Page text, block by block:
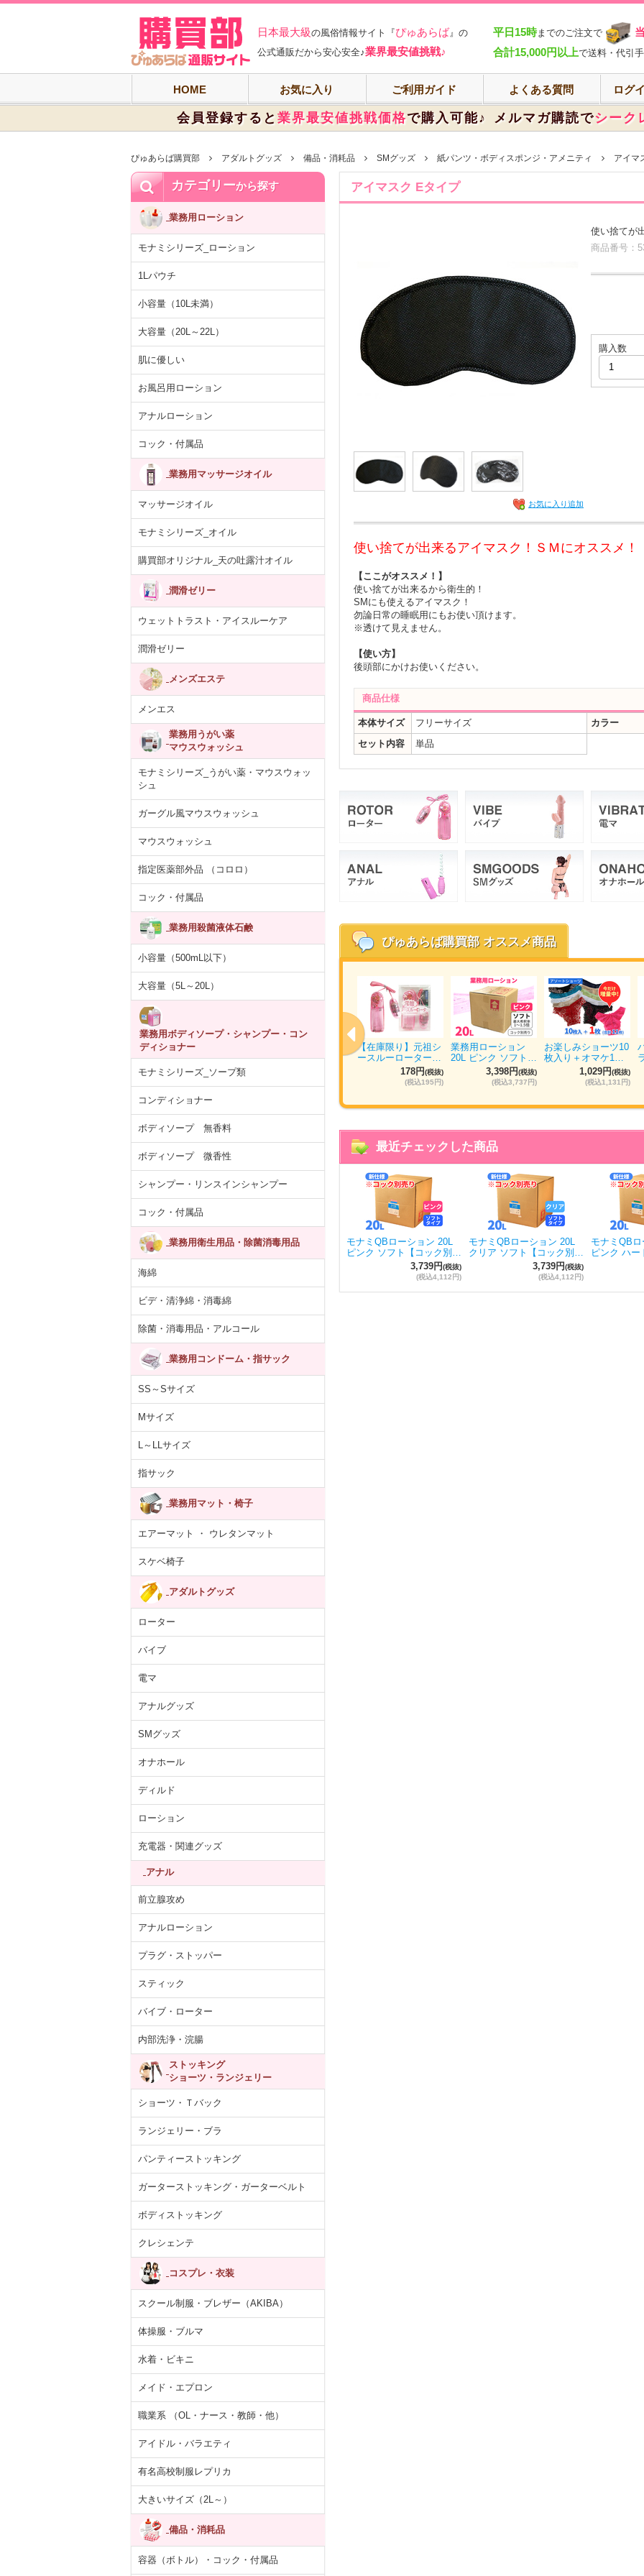
日本最大級の風俗情報サイト『ぴゅあらば』の
公式通販だから安心安全♪業界最安値挑戦♪
平日15時までのご注文で
合計15,000円以上で送料・代引
HOME お気に入り ご利用ガイド よくある質問 ログ
会員登録すると 業界最安値挑戦価格で購入可能♪ メルマガ購読でシーク
ぴゅあらば購買部 アダルトグッズ 備品・消耗品 SMグッズ 紙パンツ・ボディスポンジ・アメニティ アイマ
カテゴリーから探す
業務用ローション
モナミシリーズ_ローション
1Lパウチ
小容量（10L未満）
大容量（20L～22L）
肌に優しい
お風呂用ローション
アナルローション
コック・付属品
業務用マッサージオイル
マッサージオイル
モナミシリーズ_オイル
購買部オリジナル_天の吐露汁オイル
潤滑ゼリー
ウェットトラスト・アイスルーケア
潤滑ゼリー
メンズエステ
メンエス
業務用うがい薬
マウスウォッシュ
モナミシリーズ_うがい薬・マウスウォッ
シュ
ガーグル風マウスウォッシュ
マウスウォッシュ
指定医薬部外品 （コロロ）
コック・付属品
業務用殺菌液体石鹸
小容量（500mL以下）
大容量（5L～20L）
業務用ボディソープ・シャンプー・コン
ディショナー
モナミシリーズ_ソープ類
コンディショナー
ボディソープ 無香料
ボディソープ 微香性
シャンプー・リンスインシャンプー
コック・付属品
業務用衛生用品・除菌消毒用品
海綿
ビデ・清浄綿・消毒綿
除菌・消毒用品・アルコール
業務用コンドーム・指サック
SS～Sサイズ
Mサイズ
L～LLサイズ
指サック
業務用マット・椅子
エアーマット ・ ウレタンマット
スケベ椅子
アダルトグッズ
ローター
バイブ
電マ
アナルグッズ
SMグッズ
オナホール
ディルド
ローション
充電器・関連グッズ
アナル
前立腺攻め
アナルローション
プラグ・ストッパー
スティック
バイブ・ローター
内部洗浄・浣腸
ストッキング
ショーツ・ランジェリー
ショーツ・Ｔバック
ランジェリー・ブラ
パンティーストッキング
ガーターストッキング・ガーターベルト
ボディストッキング
クレシェンテ
コスプレ・衣装
スクール制服・ブレザー（AKIBA）
体操服・ブルマ
水着・ビキニ
メイド・エプロン
職業系 （OL・ナース・教師・他）
アイドル・バラエティ
有名高校制服レプリカ
大きいサイズ（2L～）
備品・消耗品
容器（ボトル）・コック・付属品
アイマスク Eタイプ
お気に入り追加
使い捨てが
商品番号：
購入数
使い捨てが出来るアイマスク！ＳＭにオススメ！
【ここがオススメ！】
使い捨てが出来るから衛生的！
SMにも使えるアイマスク！
勿論日常の睡眠用にもお使い頂けます。
※透けて見えません。
【使い方】
後頭部にかけお使いください。
商品仕様
本体サイズ フリーサイズ
カラー
セット内容
単品
ぴゅあらば購買部 オススメ商品
【医薬部外品】薬用
泡 NOTクリーン…
(税抜)
紙コップ 7オンス
(205ml)100個入り
330円(税抜)
ュ ブルー ペパ…
【在庫限り】元祖シ
ースルーローター…
178円(税抜)
(税込195円)
業務用ローション
20L ピンク ソフト…
3,398円(税抜)
(税込3,737円)
お楽しみショーツ10
枚入り＋オマケ1…
1,029円(税抜)
(税込1,131円)
最近チェックした商品
モナミQBローション 20L
ピンク ソフト【コック別…
3,739円(税抜)
(税込4,112円)
モナミQBローション 20L
クリア ソフト【コック別…
3,739円(税抜)
(税込4,112円)
モナミQB
ピンク ハ